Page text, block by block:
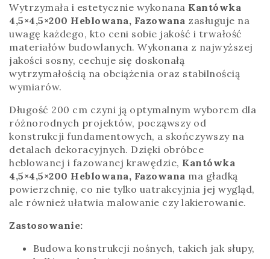
Wytrzymała i estetycznie wykonana Kantówka
4,5×4,5×200 Heblowana, Fazowana zasługuje na
uwagę każdego, kto ceni sobie jakość i trwałość
materiałów budowlanych. Wykonana z najwyższej
jakości sosny, cechuje się doskonałą
wytrzymałością na obciążenia oraz stabilnością
wymiarów.
Długość 200 cm czyni ją optymalnym wyborem dla
różnorodnych projektów, począwszy od
konstrukcji fundamentowych, a skończywszy na
detalach dekoracyjnych. Dzięki obróbce
heblowanej i fazowanej krawędzie, Kantówka
4,5×4,5×200 Heblowana, Fazowana ma gładką
powierzchnię, co nie tylko uatrakcyjnia jej wygląd,
ale również ułatwia malowanie czy lakierowanie.
Zastosowanie:
Budowa konstrukcji nośnych, takich jak słupy,